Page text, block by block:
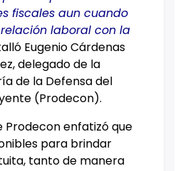
fiscales aun cuando
laboral con la
Eugenio Cárdenas
delegado de la
de la Defensa del
(Prodecon).
Prodecon enfatizó que
para brindar
tanto de manera